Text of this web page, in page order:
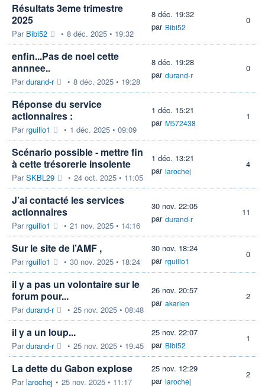
Résultats 3eme trimestre
2025
Par Bibi52 • 8 déc. 2025 • 19:32
8 déc. 19:32
par Bibi52
0
enfin...Pas de noel cette
annnee..
Pardurand-r • 8 déc. 2025 • 19:28
8 déc. 19:28
par durand-r
0
Réponse du service
actionnaires :
Par rguillo1 • 1 déc. 2025 • 09:09
1 déc. 15:21
par M572438
1
Scénario possible - mettre fin
à cette trésorerie insolente
ParSKBL29 • 24 oct. 2025 • 11:05
1 déc. 13:21
par larochej
4
J’ai contacté les services
actionnaires
Par rguillo1 • 21 nov. 2025 • 14:16
30 nov. 22:05
par durand-r
11
Sur le site de l’AMF ,
Par rguillo1 • 30 nov. 2025 • 18:24
30 nov. 18:24
par rguillo1
0
il y a pas un volontaire sur le
forum pour...
Pardurand-r • 25 nov. 2025 • 08:48
26 nov. 20:57
par akarien
2
il y a un loup...
Pardurand-r • 25 nov. 2025 • 19:45
25 nov. 22:07
par Bibi52
1
La dette du Gabon explose
Parlarochej • 25 nov. 2025 • 11:17
25 nov. 12:29
par larochej
2